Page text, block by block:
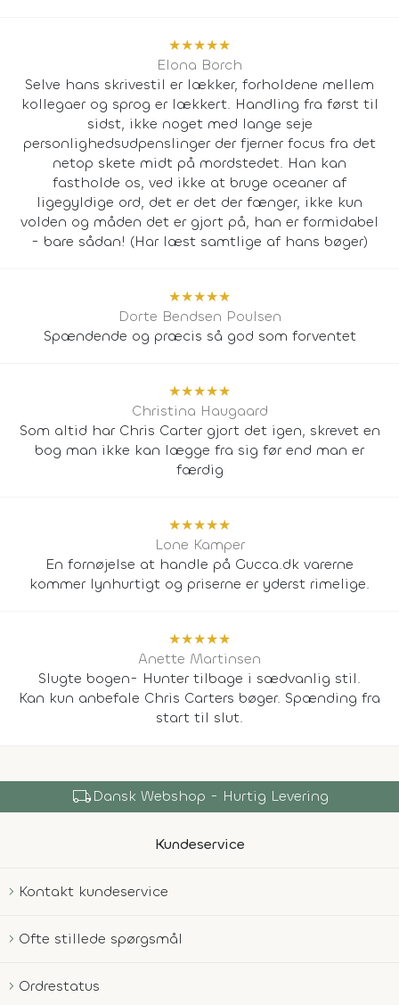
★★★★★
Elona Borch
Selve hans skrivestil er lækker, forholdene mellem
kollegaer og sprog er lækkert. Handling fra først til
sidst, ikke noget med lange seje
personlighedsudpenslinger der fjerner focus fra det
netop skete midt på mordstedet. Han kan
fastholde os, ved ikke at bruge oceaner af
ligegyldige ord, det er det der fænger, ikke kun
volden og måden det er gjort på, han er formidabel
- bare sådan! (Har læst samtlige af hans bøger)
★★★★★
Dorte Bendsen Poulsen
Spændende og præcis så god som forventet
★★★★★
Christina Haugaard
Som altid har Chris Carter gjort det igen, skrevet en
bog man ikke kan lægge fra sig før end man er
færdig
★★★★★
Lone Kamper
En fornøjelse at handle på Gucca.dk varerne
kommer lynhurtigt og priserne er yderst rimelige.
★★★★★
Anette Martinsen
Slugte bogen- Hunter tilbage i sædvanlig stil.
Kan kun anbefale Chris Carters bøger. Spænding fra
start til slut.
local_shippingDansk Webshop - Hurtig Levering
Kundeservice
Kontakt kundeservice
Ofte stillede spørgsmål
Ordrestatus